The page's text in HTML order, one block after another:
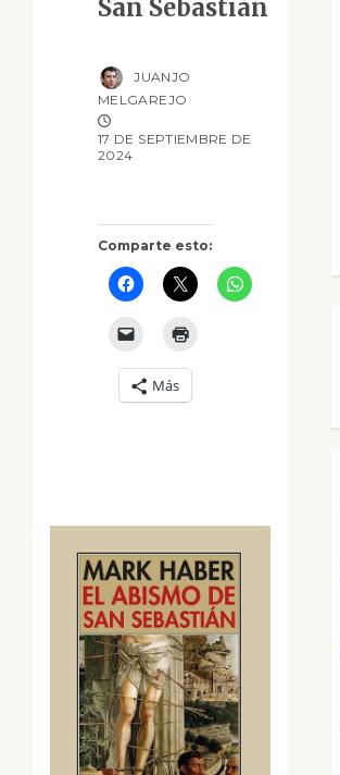
San Sebastián
Comparte esto:
Más
JUANJO
MELGAREJO
17 DE SEPTIEMBRE DE
2024